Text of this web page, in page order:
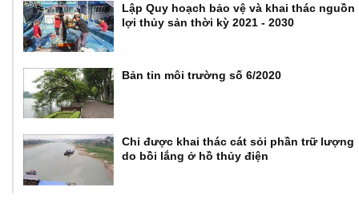
Lập Quy hoạch bảo vệ và khai thác nguồn
lợi thủy sản thời kỳ 2021 - 2030
Bản tin môi trường số 6/2020
Chỉ được khai thác cát sỏi phần trữ lượng
do bồi lắng ở hồ thủy điện